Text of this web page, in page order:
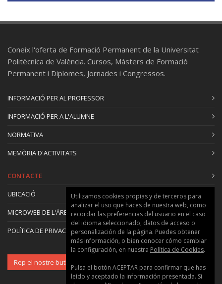
Coneix l'oferta de Formació Permanent de la Universitat
Politècnica de València. Cursos, Màsters de Formació
Permanent i Diplomes, Jornades i Congressos.
INFORMACIÓ PER AL PROFESSOR
INFORMACIÓ PER A L'ALUMNE
NORMATIVA
MEMÒRIA D'ACTIVITATS
CONTACTE
UBICACIÓ
MICROWEB DE L'ÀREA
POLÍTICA DE PRIVACITAT I GALETES
Rep el nostre butlletí
Utilizamos cookies propias y de terceros para
analizar el uso que haces de nuestra web, como
recordar las preferencias del usuario en el caso
del idioma seleccionado, datos de acceso o
personalización de la página. Puedes obtener
más información, o bien conocer cómo cambiar
la configuración, en nuestra Política de Cookies.
Pulsa el botón ACEPTAR para confirmar que has
leído y aceptado la información presentada. Si